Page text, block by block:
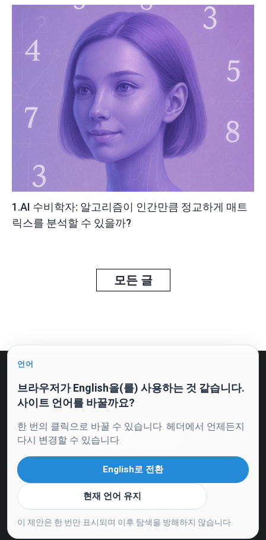
1.AI 수비학자: 알고리즘이 인간만큼 정교하게 매트
릭스를 분석할 수 있을까?
모든 글
© 2026. 모든 권리 보유.
언어
브라우저가 English을(를) 사용하는 것 같습니다.
사이트 언어를 바꿀까요?
한 번의 클릭으로 바꿀 수 있습니다. 헤더에서 언제든지
다시 변경할 수 있습니다.
English로 전환
현재 언어 유지
이 제안은 한 번만 표시되며 이후 탐색을 방해하지 않습니다.